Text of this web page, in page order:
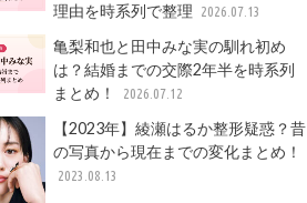
理由を時系列で整理
2026.07.13
亀梨和也と田中みな実の馴れ初め
は？結婚までの交際2年半を時系列
まとめ！
2026.07.12
【2023年】綾瀬はるか整形疑惑？昔
の写真から現在までの変化まとめ！
2023.08.13